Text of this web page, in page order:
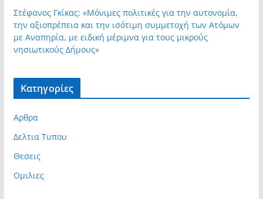
Στέφανος Γκίκας: «Μόνιμες πολιτικές για την αυτονομία,
την αξιοπρέπεια και την ισότιμη συμμετοχή των Ατόμων
με Αναπηρία, με ειδική μέριμνα για τους μικρούς
νησιωτικούς Δήμους»
Kατηγορίες
Αρθρα
Δελτια Τυπου
Θεσεις
Ομιλιες